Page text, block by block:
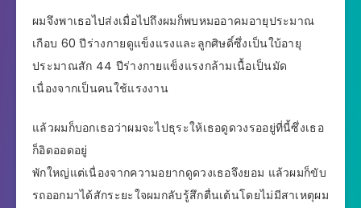
ผมจึงพาเธอไปส่งเมื่อไปถึงผมก็พบหมออาคมอายุประมาณ
เกือบ 60 ปีร่างกายดูแข็งแรงและลูกศิษดิ์ซึ่งเป็นใบ้อายุ
ประมาณสัก 44 ปีร่างกายแข็งแรงกล้ามเนื้อเป็นมัด
เนื่องจากเป็นคนใช้แรงงาน
แล้วผมก็บอกเธอว่าผมจะไปธุระให้เธอดูดวงรออยู่ที่นี้ซึ่งเธอ
ก็อิดออดอยู่
พักใหญ่แต่เนื่องจากความอยากดูดวงเธอจึงยอม แล้วผมก็ขับ
รถออกมาได้สักระยะใจผมกลับรู้สึกตื่นเต้นโดยไม่มีสาเหตุผม